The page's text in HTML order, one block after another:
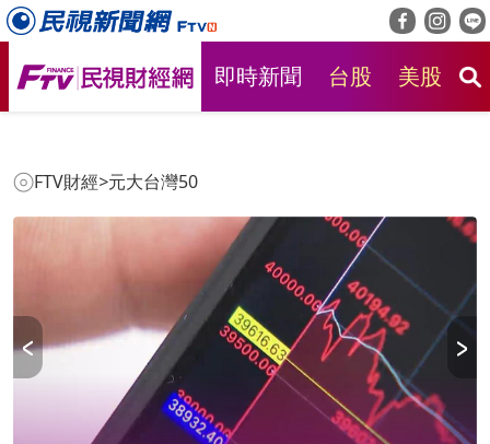
即時新聞 台股 美股
FTV財經>元大台灣50